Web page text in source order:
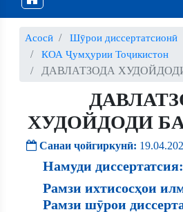
Асосӣ
Шӯрои диссертатсионӣ
КОА Ҷумҳурии Тоҷикистон
ДАВЛАТЗОДА
ХУДОЙДОДИ
Санаи ҷойгиркунӣ:
Намуди диссертатсия:
Рамзи ихтисосҳои
Рамзи шӯрои